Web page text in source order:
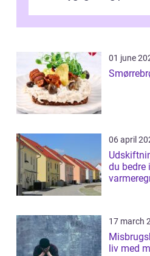
01 june
06 april
du bedre
17 march
liv med